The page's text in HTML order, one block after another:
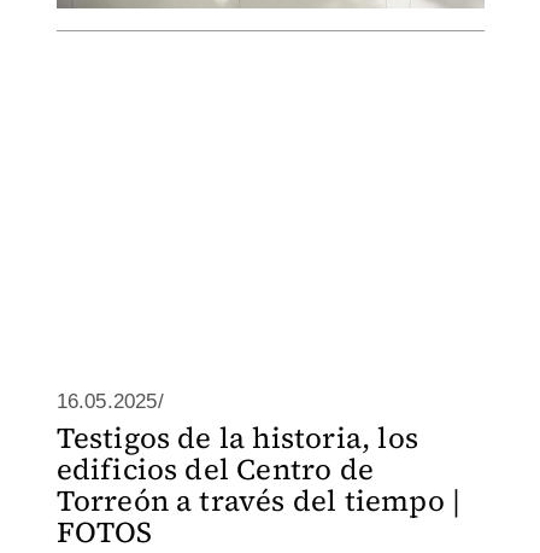
16.05.2025/
Testigos de la historia, los
edificios del Centro de
Torreón a través del tiempo |
FOTOS